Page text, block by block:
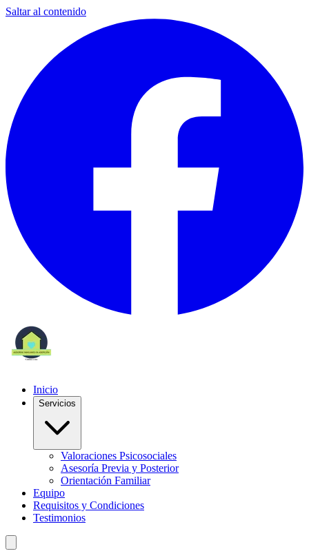
Saltar al contenido
Inicio
Servicios
Valoraciones Psicosociales
Asesoría Previa y Posterior
Orientación Familiar
Equipo
Requisitos y Condiciones
Testimonios